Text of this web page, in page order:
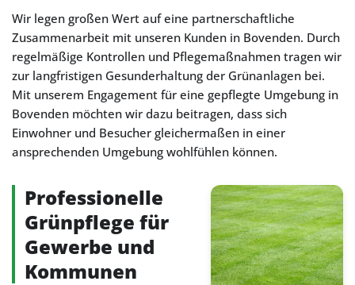
Wir legen großen Wert auf eine partnerschaftliche
Zusammenarbeit mit unseren Kunden in Bovenden. Durch
regelmäßige Kontrollen und Pflegemaßnahmen tragen wir
zur langfristigen Gesunderhaltung der Grünanlagen bei.
Mit unserem Engagement für eine gepflegte Umgebung in
Bovenden möchten wir dazu beitragen, dass sich
Einwohner und Besucher gleichermaßen in einer
ansprechenden Umgebung wohlfühlen können.
Professionelle
Grünpflege für
Gewerbe und
Kommunen